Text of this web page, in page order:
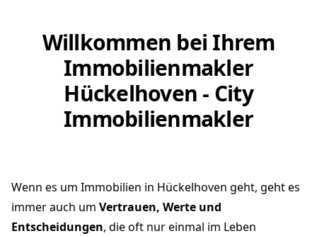
Willkommen bei Ihrem
Immobilienmakler
Hückelhoven - City
Immobilienmakler
Wenn es um Immobilien in Hückelhoven geht, geht es
immer auch um Vertrauen, Werte und
Entscheidungen, die oft nur einmal im Leben